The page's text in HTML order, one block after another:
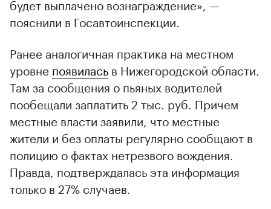
будет выплачено вознаграждение», —
пояснили в Госавтоинспекции.
Ранее аналогичная практика на местном
уровне появилась в Нижегородской области.
Там за сообщения о пьяных водителей
пообещали заплатить 2 тыс. руб. Причем
местные власти заявили, что местные
жители и без оплаты регулярно сообщают в
полицию о фактах нетрезвого вождения.
Правда, подтверждалась эта информация
только в 27% случаев.